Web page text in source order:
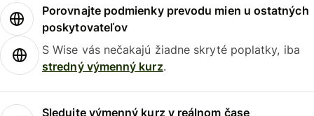
Porovnajte podmienky prevodu mien u ostatných
poskytovateľov
S Wise vás nečakajú žiadne skryté poplatky, iba
stredný výmenný kurz.
Sledujte výmenný kurz v reálnom čase